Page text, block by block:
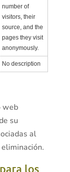
number of
visitors, their
source, and the
pages they visit
anonymously.
No description
web
su
al
los